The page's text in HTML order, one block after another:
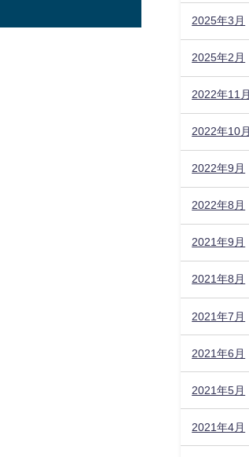
2025年3月
2025年2月
2022年11月
2022年10月
2022年9月
2022年8月
2021年9月
2021年8月
2021年7月
2021年6月
2021年5月
2021年4月